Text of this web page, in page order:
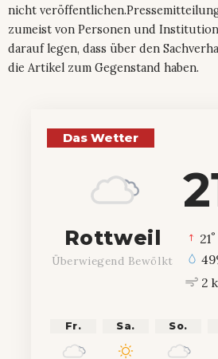
nicht
zumeist von Personen und
darauf legen, dass über den
die Artikel zum Gegenstand haben.
Das Wetter
Rottweil
Überwiegend Bewölkt
21°
2
Fr. Sa. So.